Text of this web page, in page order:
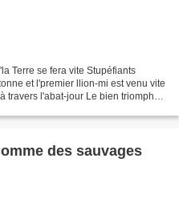
Terre se fera vite Stupéfiants
et l'premier llion-mi est venu vite
travers l'abat-jour Le bien triomphe
des sauvages